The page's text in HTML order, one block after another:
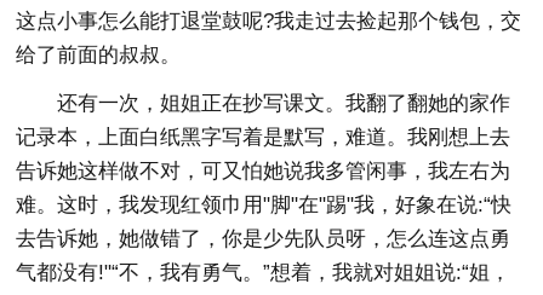
这点小事怎么能打退堂鼓呢?我走过去捡起那个钱包，交
给了前面的叔叔。
还有一次，姐姐正在抄写课文。我翻了翻她的家作
记录本，上面白纸黑字写着是默写，难道。我刚想上去
告诉她这样做不对，可又怕她说我多管闲事，我左右为
难。这时，我发现红领巾用"脚"在"踢"我，好象在说:“快
去告诉她，她做错了，你是少先队员呀，怎么连这点勇
气都没有!"“不，我有勇气。”想着，我就对姐姐说:“姐，